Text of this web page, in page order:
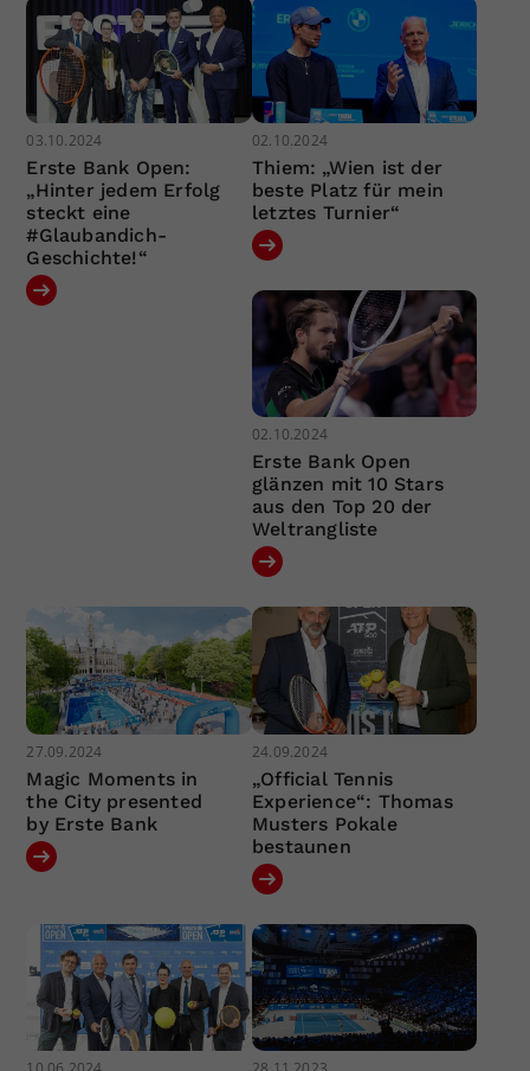
03.10.2024
Erste Bank Open:
„Hinter jedem Erfolg
steckt eine
#Glaubandich-
Geschichte!“
02.10.2024
Thiem: „Wien ist der
beste Platz für mein
letztes Turnier“
02.10.2024
Erste Bank Open
glänzen mit 10 Stars
aus den Top 20 der
Weltrangliste
27.09.2024
Magic Moments in
the City presented
by Erste Bank
24.09.2024
„Official Tennis
Experience“: Thomas
Musters Pokale
bestaunen